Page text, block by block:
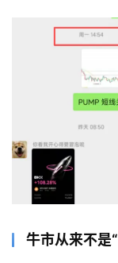
牛市从来不是